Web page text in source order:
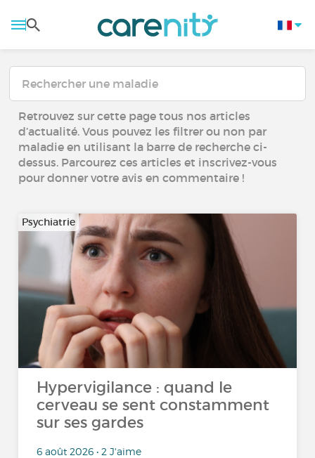
Retrouvez sur cette page tous nos articles
d’actualité. Vous pouvez les filtrer ou non par
maladie en utilisant la barre de recherche ci-
dessus. Parcourez ces articles et inscrivez-vous
pour donner votre avis en commentaire !
Psychiatrie
Hypervigilance : quand le
cerveau se sent constamment
sur ses gardes
6 août 2026 • 2 J'aime